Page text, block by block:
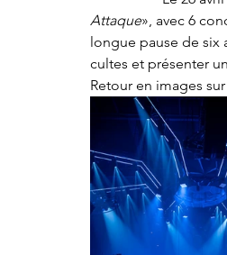
Attaque», avec 6
longue pause de six
cultes et présenter
Retour en images